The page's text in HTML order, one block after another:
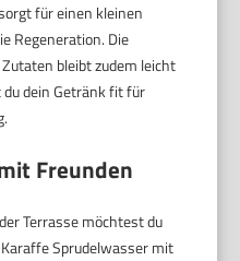
für einen kleinen
Regeneration. Die
bleibt zudem leicht
dein Getränk fit für
Freunden
Terrasse möchtest du
Sprudelwasser mit